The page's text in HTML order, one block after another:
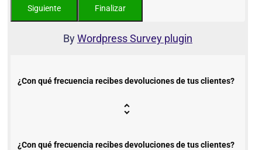
ByWordpress Survey plugin
¿Con qué frecuencia recibes devoluciones de tus clientes?
¿Con qué frecuencia recibes devoluciones de tus clientes?